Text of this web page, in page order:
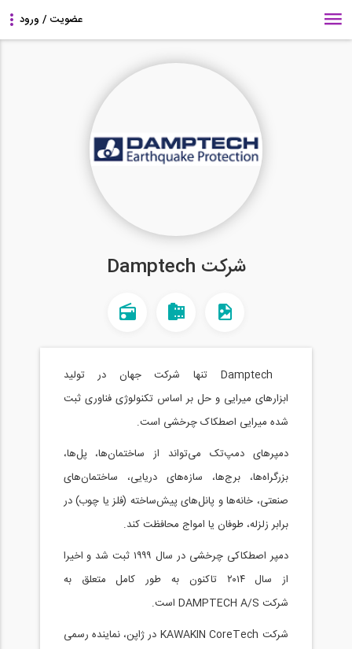
شرکت Damptech
Damptech تنها شرکت جهان در تولید
ابزارهای میرایی و حل بر اساس تکنولوژی فناوری ثبت
شده میرایی اصطکاک چرخشی است.
دمپرهای دمپ‌تک می‌تواند از ساختمان‌ها، پل‌ها،
بزرگراه‌ها، برج‌ها، سازه‌های دریایی، ساختمان‌های
صنعتی، خانه‌ها و پانل‌های پیش‌ساخته (فلز یا چوب) در
برابر زلزله، طوفان یا امواج محافظت کند.
دمپر اصطکاکی چرخشی در سال ۱۹۹۹ ثبت شد و اخیرا
از سال ۲۰۱۴ تاکنون به طور کامل متعلق به
شرکت DAMPTECH A/S است.
شرکت KAWAKIN CoreTech در ژاپن، نماینده رسمی